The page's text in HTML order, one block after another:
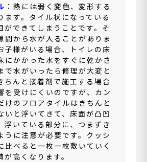
：熱には弱く変色、変形する
ます。タイル状になっている
ができてしまうことです。そ
間から水が入ることがありま
子様がいる場合、トイレの床
にかかった水をすぐに乾かさ
で水がいったら修理が大変と
ちんと接着剤で施工する場合
を受けにくいのですが、カン
けのフロアタイルはきちんと
いと浮いてきて、床面が凸凹
浮いている部分に、つまずき
うに注意が必要です。クッシ
比べると一枚一枚敷いていく
が高くなります。